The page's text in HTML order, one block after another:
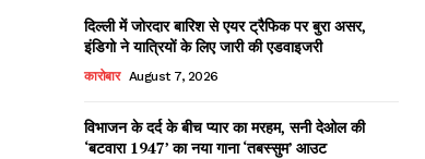
दिल्ली में जोरदार बारिश से एयर ट्रैफिक पर बुरा असर,
इंडिगो ने यात्रियों के लिए जारी की एडवाइजरी
कारोबार August 7, 2026
विभाजन के दर्द के बीच प्यार का मरहम, सनी देओल की
‘बटवारा 1947’ का नया गाना ‘तबस्सुम’ आउट